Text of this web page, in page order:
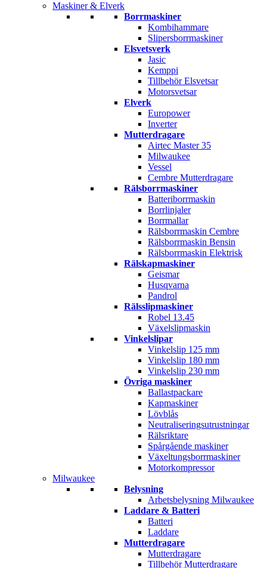
Maskiner & Elverk
Borrmaskiner
Kombihammare
Slipersborrmaskiner
Elsvetsverk
Jasic
Kemppi
Tillbehör Elsvetsar
Motorsvetsar
Elverk
Europower
Inverter
Mutterdragare
Airtec Master 35
Milwaukee
Vessel
Cembre Mutterdragare
Rälsborrmaskiner
Batteriborrmaskin
Borrlinjaler
Borrmallar
Rälsborrmaskin Cembre
Rälsborrmaskin Bensin
Rälsborrmaskin Elektrisk
Rälskapmaskiner
Geismar
Husqvarna
Pandrol
Rälsslipmaskiner
Robel 13.45
Växelslipmaskin
Vinkelslipar
Vinkelslip 125 mm
Vinkelslip 180 mm
Vinkelslip 230 mm
Övriga maskiner
Ballastpackare
Kapmaskiner
Lövblås
Neutraliseringsutrustningar
Rälsriktare
Spårgående maskiner
Växeltungsborrmaskiner
Motorkompressor
Milwaukee
Belysning
Arbetsbelysning Milwaukee
Laddare & Batteri
Batteri
Laddare
Mutterdragare
Mutterdragare
Tillbehör Mutterdragare